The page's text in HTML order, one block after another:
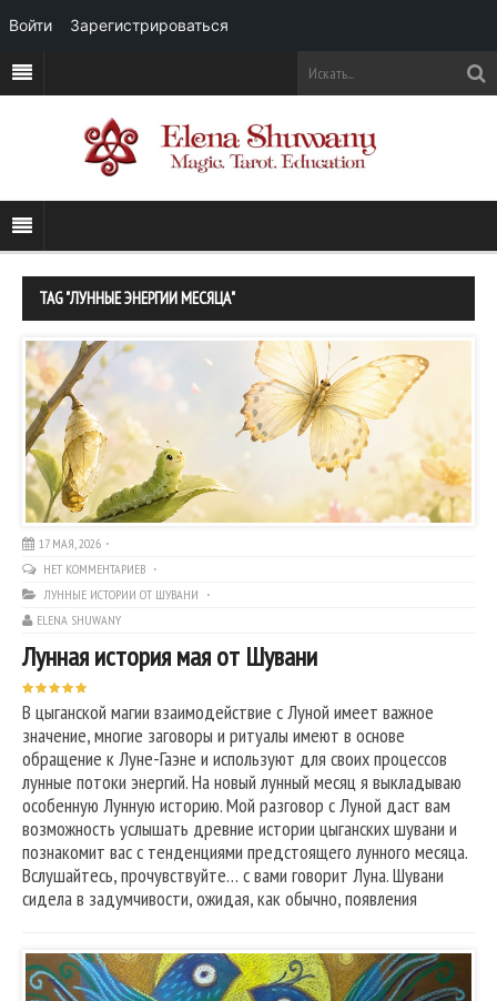
TAG "ЛУННЫЕ ЭНЕРГИИ МЕСЯЦА"
17 МАЯ, 2026
НЕТ КОММЕНТАРИЕВ
ЛУННЫЕ ИСТОРИИ ОТ ШУВАНИ
ELENA SHUWANY
Лунная история мая от Шувани
В цыганской магии взаимодействие с Луной имеет важное
значение, многие заговоры и ритуалы имеют в основе
обращение к Луне-Гаэне и используют для своих процессов
лунные потоки энергий. На новый лунный месяц я выкладываю
особенную Лунную историю. Мой разговор с Луной даст вам
возможность услышать древние истории цыганских шувани и
познакомит вас с тенденциями предстоящего лунного месяца.
Вслушайтесь, прочувствуйте… с вами говорит Луна. Шувани
сидела в задумчивости, ожидая, как обычно, появления
Войти Зарегистрироваться